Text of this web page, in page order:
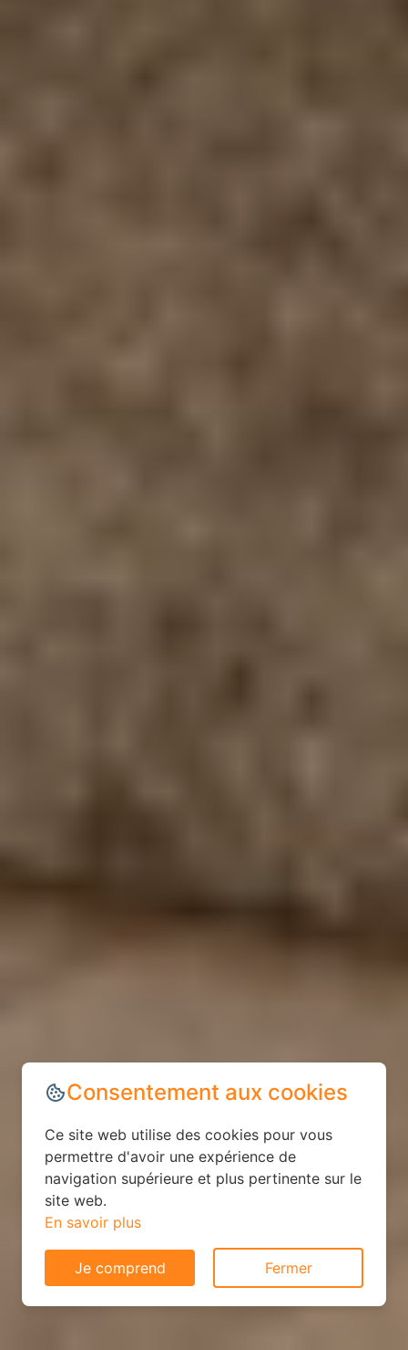
Consentement aux cookies
Ce site web utilise des cookies pour vous
permettre d'avoir une expérience de
navigation supérieure et plus pertinente sur le
site web.
En savoir plus
Je comprend Fermer